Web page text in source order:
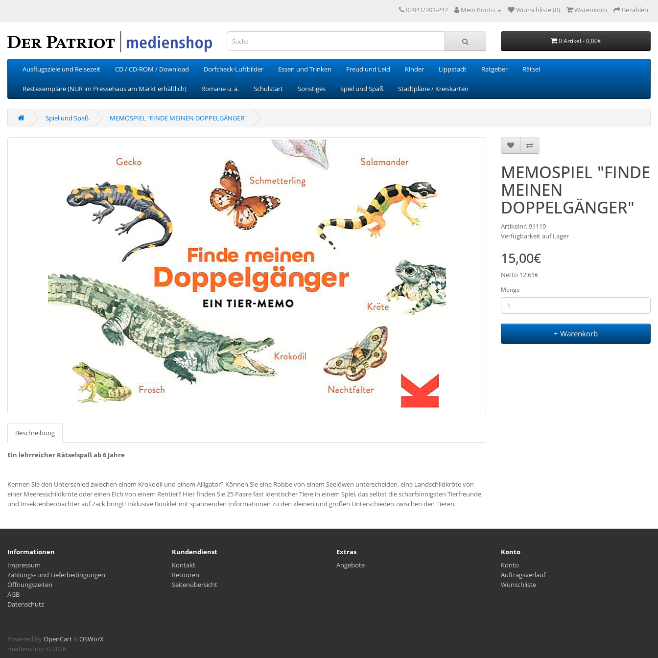
02941/201-242 Mein Konto Wunschliste (0) Warenkorb Bezahlen
0 Artikel - 0,00€
Ausflugsziele und Reisezeit CD / CD-ROM / Download Dorfcheck-Luftbilder Essen und Trinken Freud und Leid Kinder Lippstadt Ratgeber Rätsel
Restexemplare (NUR im Pressehaus am Markt erhältlich) Romane u. a. Schulstart Sonstiges Spiel und Spaß Stadtpläne / Kreiskarten
Spiel und Spaß MEMOSPIEL "FINDE MEINEN DOPPELGÄNGER"
Beschreibung
Ein lehrreicher Rätselspaß ab 6 Jahre
Kennen Sie den Unterschied zwischen einem Krokodil und einem Alligator? Können Sie eine Robbe von einem Seelöwen unterscheiden, eine Landschildkröte von
einer Meeresschildkröte oder einen Elch von einem Rentier? Hier finden Sie 25 Paare fast identischer Tiere in einem Spiel, das selbst die scharfsinnigsten Tierfreunde
und Insektenbeobachter auf Zack bringt! Inklusive Booklet mit spannenden Informationen zu den kleinen und großen Unterschieden zwischen den Tieren.
MEMOSPIEL "FINDE
MEINEN
DOPPELGÄNGER"
Artikelnr. 91119
Verfügbarkeit auf Lager
15,00€
Netto 12,61€
Menge
+ Warenkorb
Informationen
Impressum
Zahlungs- und Lieferbedingungen
Öffnungszeiten
AGB
Datenschutz
Kundendienst
Kontakt
Retouren
Seitenübersicht
Extras
Angebote
Konto
Konto
Auftragsverlauf
Wunschliste
Powered By OpenCart &OSWorX
medienshop © 2026